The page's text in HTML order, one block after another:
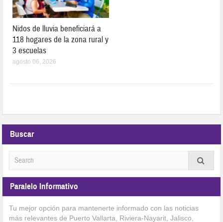
Nidos de lluvia beneficiará a
118 hogares de la zona rural y
3 escuelas
agosto 06, 2026
Buscar
Paralelo Informativo
Tu mejor opción para mantenerte informado con las noticias
más relevantes de Puerto Vallarta, Riviera-Nayarit, Jalisco,